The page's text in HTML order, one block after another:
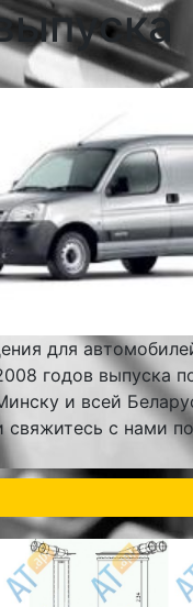
для
годов выпуска
и всей
свяжитесь с нами